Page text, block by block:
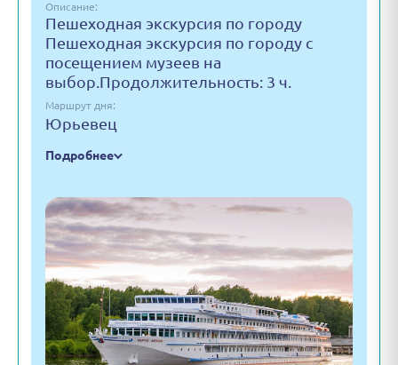
Описание:
Пешеходная экскурсия по городу
Пешеходная экскурсия по городу с
посещением музеев на
выбор.Продолжительность: 3 ч.
Маршрут дня:
Юрьевец
Подробнее